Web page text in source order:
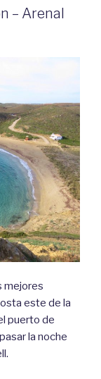
– Arenal
mejores
este de la
puerto de
la noche